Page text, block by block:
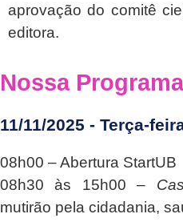
aprovação do comitê
editora.
Nossa
11/11/2025 - Terça-
08h00 – Abertura StartUB
08h30 às 15h00 –
mutirão pela cidadania,